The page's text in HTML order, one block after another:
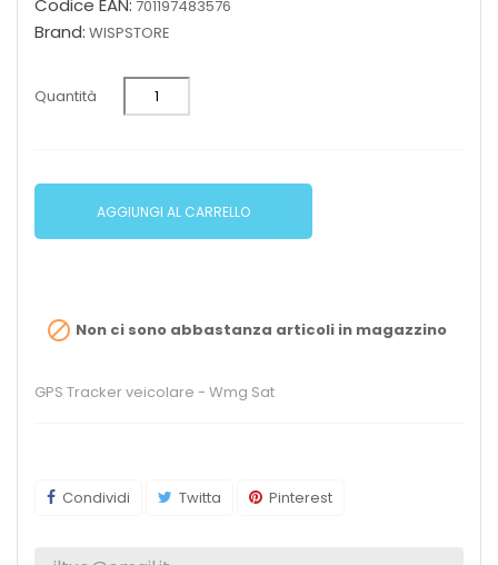
Codice EAN: 701197483576
Brand: WISPSTORE
Quantità
AGGIUNGI AL CARRELLO
 Non ci sono abbastanza articoli in magazzino
GPS Tracker veicolare - Wmg Sat
Condividi Twitta Pinterest